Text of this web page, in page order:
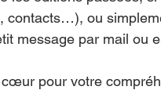
contacts…), ou
message par mail ou
pour votre